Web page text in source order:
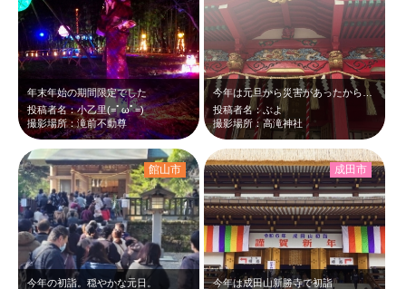
年末年始の期間限定でした
投稿者名：小乙里(=ﾟωﾟ=)
撮影場所：滝前不動尊
今年は元旦から災害があったからか人出が多かった。
投稿者名：ぶよ
撮影場所：高滝神社
今年の初詣。穏やかな元日。
館山市
今年は成田山新勝寺で初詣
成田市